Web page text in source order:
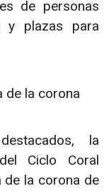
de personas
y plazas para
de la corona
la
Ciclo Coral
de la corona de